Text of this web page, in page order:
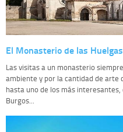
El Monasterio de las
Las visitas a un monasterio
ambiente y por la cantidad de arte
hasta uno de los más
Burgos...